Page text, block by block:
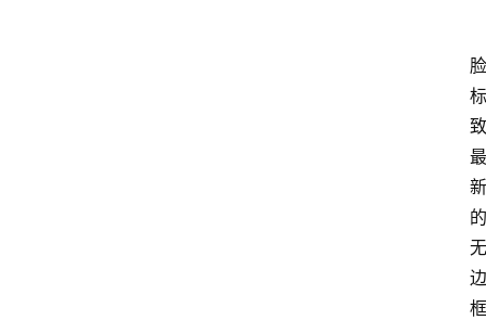
脸
标
致
最
新
的
无
边
框